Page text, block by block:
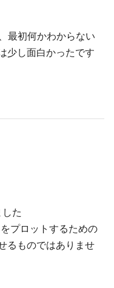
最初何かわからない
少し面白かったです
た
プロットするための
るものではありませ